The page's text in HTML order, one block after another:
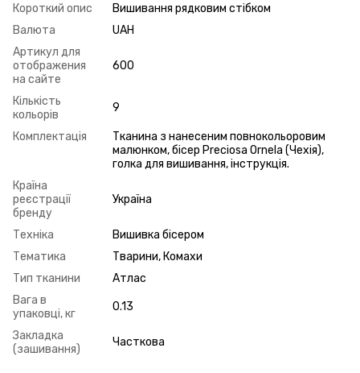
Короткий опис
Вишивання рядковим стібком
Валюта
UAH
Артикул для
отображения
на сайте
600
Кількість
кольорів
9
Комплектація
Тканина з нанесеним повнокольоровим
малюнком, бісер Preciosa Ornela (Чехія),
голка для вишивання, інструкція.
Країна
реєстрації
бренду
Україна
Техніка
Вишивка бісером
Тематика
Тварини, Комахи
Тип тканини
Атлас
Вага в
упаковці, кг
0.13
Закладка
(зашивання)
Часткова